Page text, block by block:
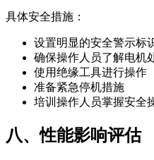
具体安全措施：
设置明显的安全警示标
确保操作人员了解电机
使用绝缘工具进行操作
准备紧急停机措施
培训操作人员掌握安全
八、性能影响评估